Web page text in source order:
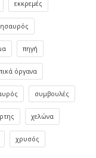
εκκρεμές
πηγή
όργανα
συμβουλές
χελώνα
χρυσός